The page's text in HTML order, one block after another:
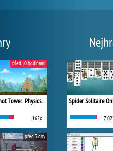
One Shot Tower: Physics Destroyer
162x
před 10 hodinami
před 3 dny
Spider Solitaire
7